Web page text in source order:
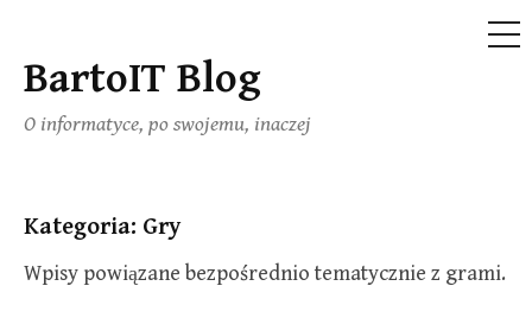
Skip
content
BartoIT Blog
O informatyce, po swojemu, inaczej
Kategoria: Gry
Wpisy powiązane bezpośrednio tematycznie z grami.